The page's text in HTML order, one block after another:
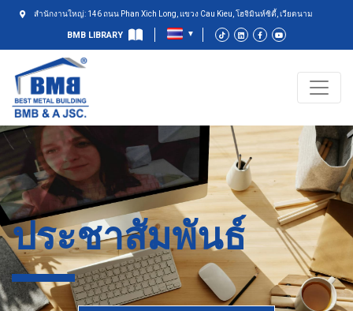
สำนักงานใหญ่: 146 ถนน Phan Xich Long, แขวง Cau Kieu, โฮจิมินห์ซิตี้, เวียดนาม
BMB LIBRARY
ประชาสัมพันธ์